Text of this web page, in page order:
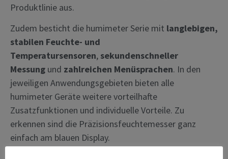
Produktlinie aus.
Zudem besticht die humimeter Serie mit langlebigen,
stabilen Feuchte- und
Temperatursensoren, sekundenschneller
Messung und zahlreichen Menüsprachen. In den
jeweiligen Anwendungsgebieten bieten alle
humimeter Geräte weitere vorteilhafte
Zusatzfunktionen und individuelle Vorteile. Zu
erkennen sind die Präzisionsfeuchtemesser ganz
einfach am blauen Display.